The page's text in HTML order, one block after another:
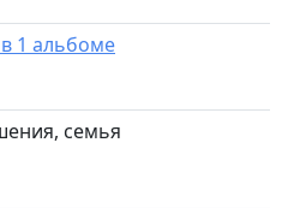
18 фото в 1 альбоме
семья